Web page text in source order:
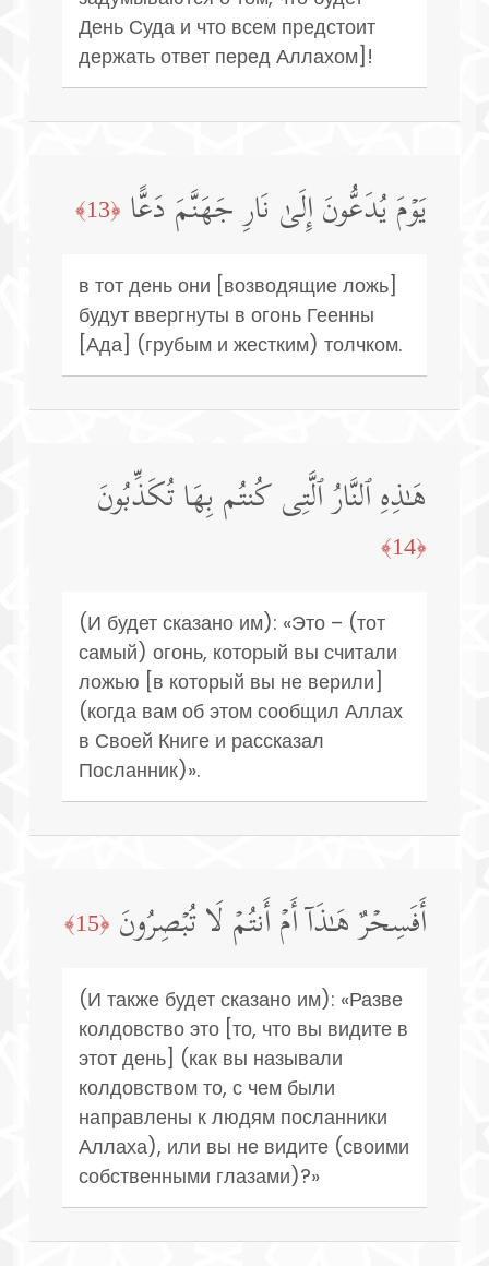
День Суда и что всем предстоит
держать ответ перед Аллахом]!
یَوۡمَ یُدَعُّونَ إِلَىٰ نَارِ جَهَنَّمَ دَعًّا ﴿13﴾
в тот день они [возводящие ложь]
будут ввергнуты в огонь Геенны
[Ада] (грубым и жестким) толчком.
هَـٰذِهِ ٱلنَّارُ ٱلَّتِی كُنتُم بِهَا تُكَذِّبُونَ
﴿14﴾
(И будет сказано им): «Это – (тот
самый) огонь, который вы считали
ложью [в который вы не верили]
(когда вам об этом сообщил Аллах
в Своей Книге и рассказал
Посланник)».
أَفَسِحۡرٌ هَـٰذَاۤ أَمۡ أَنتُمۡ لَا تُبۡصِرُونَ ﴿15﴾
(И также будет сказано им): «Разве
колдовство это [то, что вы видите в
этот день] (как вы называли
колдовством то, с чем были
направлены к людям посланники
Аллаха), или вы не видите (своими
собственными глазами)?»